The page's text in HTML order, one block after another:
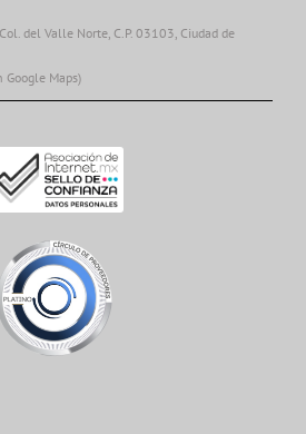
del Valle Norte, C.P. 03103, Ciudad de
Google Maps)